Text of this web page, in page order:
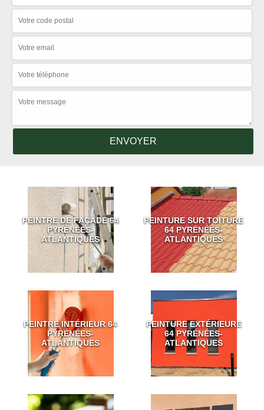
PEINTRE DE FAÇADE 64
PYRÉNÉES-
ATLANTIQUES
PEINTURE SUR TOITURE
64 PYRÉNÉES-
ATLANTIQUES
PEINTRE INTÉRIEUR 64
PYRÉNÉES-
ATLANTIQUES
PEINTURE EXTÉRIEURE
64 PYRÉNÉES-
ATLANTIQUES